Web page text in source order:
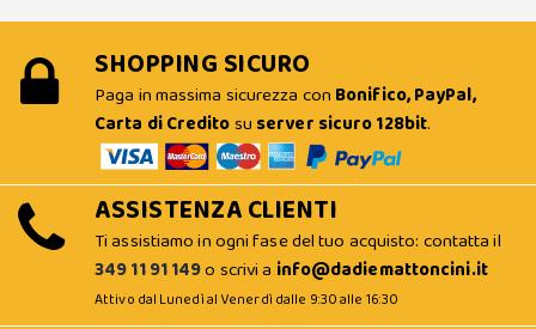
SHOPPING SICURO
Paga in massima sicurezza con Bonifico, PayPal,
Carta di Creditosu server sicuro 128bit.
ASSISTENZA CLIENTI
Ti assistiamo in ogni fase del tuo acquisto: contatta il
349 11 91 149o scrivi a info@dadiemattoncini.it
Attivo dal Lunedì al Venerdì dalle 9:30 alle 16:30